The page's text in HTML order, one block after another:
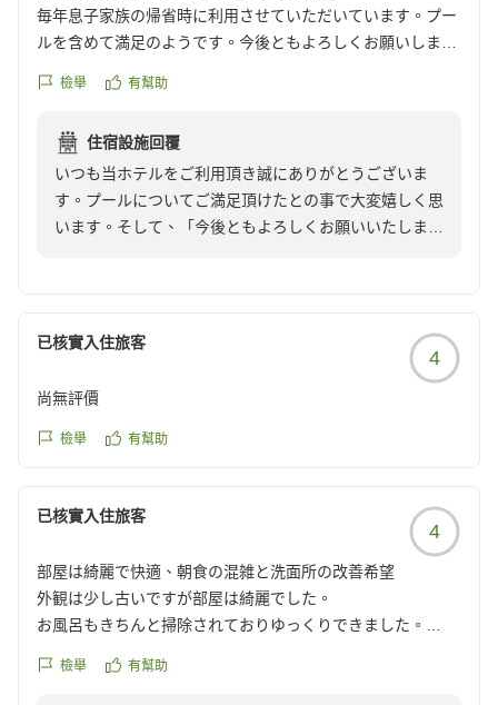
毎年息子家族の帰省時に利用させていただいています。プー
ルを含めて満足のようです。今後ともよろしくお願いしま
クチコミの詳細はこちらから
reviewId=33123478255362
檢舉 有幫助
住宿設施回覆
いつも当ホテルをご利用頂き誠にありがとうございま
す。プールについてご満足頂けたとの事で大変嬉しく思
います。そして、「今後ともよろしくお願いいたしま
已核實入住旅客
4
尚無評價
檢舉 有幫助
已核實入住旅客
4
部屋は綺麗で快適、朝食の混雑と洗面所の改善希望
外観は少し古いですが部屋は綺麗でした。
お風呂もきちんと掃除されておりゆっくりできました。
席に通されてからも食事提供まで結構待ちました。時間を7
檢舉 有幫助